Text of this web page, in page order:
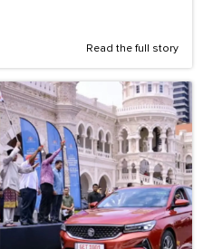
Read the full story